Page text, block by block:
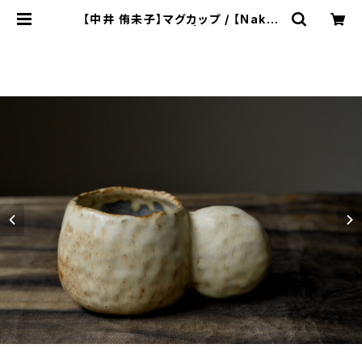
【中井 侑未子】マグカップ / 【Nakai